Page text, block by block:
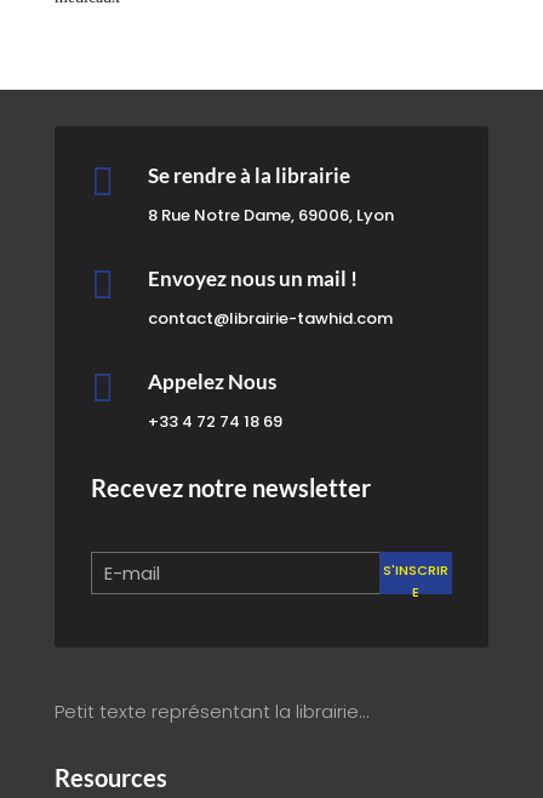
 Se rendre à la librairie
8 Rue Notre Dame, 69006, Lyon
 Envoyez nous un mail !
contact@librairie-tawhid.com
 Appelez Nous
+33 4 72 74 18 69
Recevez notre newsletter
S'INSCRIR
E
Petit texte représentant la librairie…
Resources